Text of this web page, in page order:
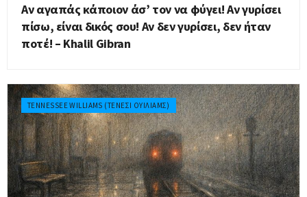
Αν αγαπάς κάποιον άσ’ τον να φύγει! Αν γυρίσει
πίσω, είναι δικός σου! Αν δεν γυρίσει, δεν ήταν
ποτέ! – Khalil Gibran
TENNESSEE WILLIAMS (ΤΕΝΕΣΊ ΟΥΊΛΙΑΜΣ)